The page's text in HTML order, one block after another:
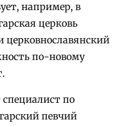
например, в
церковь
церковнославянский
по-новому
по
певчий